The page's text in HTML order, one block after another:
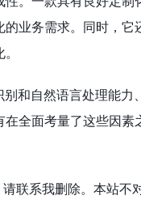
业务需求。同时，它
和自然语言处理能力
全面考量了这些因素
联系我删除。本站不